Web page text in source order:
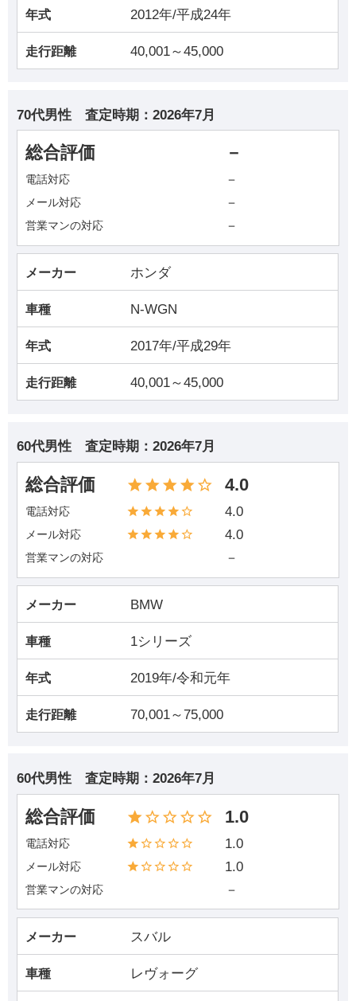
年式 2012年/平成24年
走行距離 40,001～45,000
70代男性 査定時期： 2026年7月
総合評価 －
電話対応 －
メール対応 －
営業マンの対応 －
メーカー ホンダ
車種 N-WGN
年式 2017年/平成29年
走行距離 40,001～45,000
60代男性 査定時期： 2026年7月
総合評価 4.0
電話対応 4.0
メール対応 4.0
営業マンの対応 －
メーカー BMW
車種 1シリーズ
年式 2019年/令和元年
走行距離 70,001～75,000
60代男性 査定時期： 2026年7月
総合評価 1.0
電話対応 1.0
メール対応 1.0
営業マンの対応 －
メーカー スバル
車種 レヴォーグ